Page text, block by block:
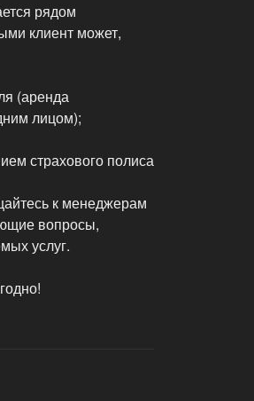
рядом
клиент может,
(аренда
лицом);
страхового полиса
к менеджерам
вопросы,
услуг.